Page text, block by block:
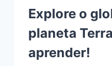
Explore o
planeta
aprender!